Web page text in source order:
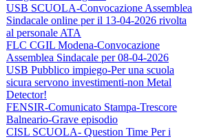
USB SCUOLA-Convocazione Assemblea
Sindacale online per il 13-04-2026 rivolta
al personale ATA
FLC CGIL Modena-Convocazione
Assemblea Sindacale per 08-04-2026
USB Pubblico impiego-Per una scuola
sicura servono investimenti-non Metal
Detector!
FENSIR-Comunicato Stampa-Trescore
Balneario-Grave episodio
CISL SCUOLA- Question Time Per i